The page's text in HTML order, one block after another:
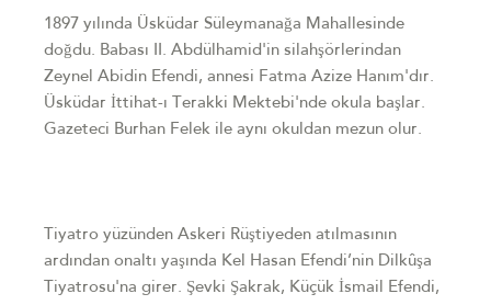
1897 yılında Üsküdar Süleymanağa Mahallesinde
doğdu. Babası II. Abdülhamid'in silahşörlerindan
Zeynel Abidin Efendi, annesi Fatma Azize Hanım'dır.
Üsküdar İttihat-ı Terakki Mektebi'nde okula başlar.
Gazeteci Burhan Felek ile aynı okuldan mezun olur.
Tiyatro yüzünden Askeri Rüştiyeden atılmasının
ardından onaltı yaşında Kel Hasan Efendi’nin Dilkûşa
Tiyatrosu'na girer. Şevki Şakrak, Küçük İsmail Efendi,